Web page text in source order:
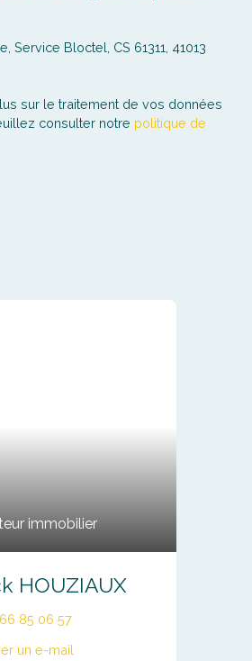
Service Bloctel, CS 61311, 41013
sur le traitement de vos données
consulter notre politique de
immobilier
HOUZIAUX
85 06 57
un e-mail